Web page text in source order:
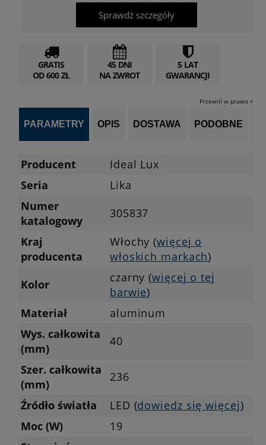
Sprawdź szczegóły
GRATIS
OD 600 ZŁ
45 DNI
NA ZWROT
5 LAT
GWARANCJI
Przewiń w prawo »
PARAMETRY OPIS DOSTAWA PODOBNE
Producent
Ideal Lux
Seria
Lika
Numer
katalogowy
305837
Kraj
producenta
Włochy (więcej o
włoskich markach)
Kolor
czarny (więcej o tej
barwie)
Materiał
aluminum
Wys. całkowita
(mm)
40
Szer. całkowita
(mm)
236
Źródło światła
LED (dowiedz się więcej)
Moc (W)
19